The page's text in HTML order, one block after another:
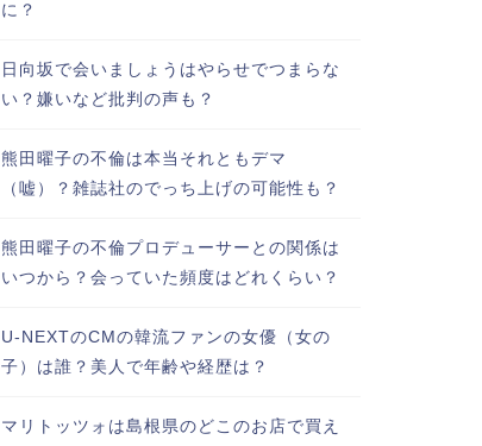
に？
日向坂で会いましょうはやらせでつまらな
い？嫌いなど批判の声も？
熊田曜子の不倫は本当それともデマ
（嘘）？雑誌社のでっち上げの可能性も？
熊田曜子の不倫プロデューサーとの関係は
いつから？会っていた頻度はどれくらい？
U-NEXTのCMの韓流ファンの女優（女の
子）は誰？美人で年齢や経歴は？
マリトッツォは島根県のどこのお店で買え